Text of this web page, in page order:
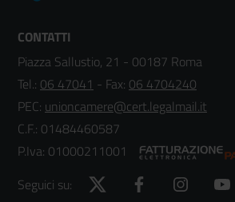
CONTATTI
Piazza Sallustio, 21 - 00187 Roma
Tel.: 06 47041 - Fax: 06 4704240
PEC: unioncamere@cert.legalmail.it
C.F.: 01484460587
P.Iva: 01000211001
Seguici su:
Twitter Facebook Instagram